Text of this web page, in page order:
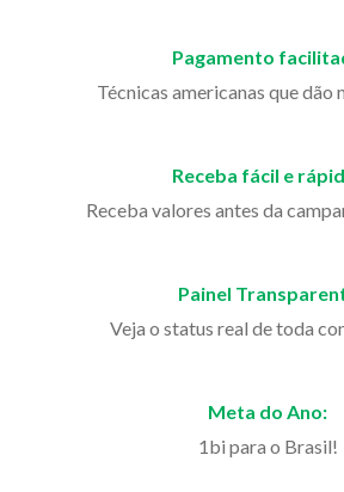
Pagamento
Técnicas americanas que dão
Receba fácil e
Receba valores antes da
Painel
Veja o status real de toda
Meta do Ano:
1bi para o Brasil!